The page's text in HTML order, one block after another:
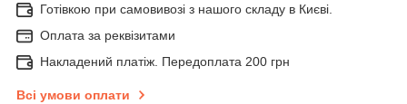
Готівкою при самовивозі з нашого складу в Києві.
Оплата за реквізитами
Накладений платіж. Передоплата 200 грн
Всі умови оплати